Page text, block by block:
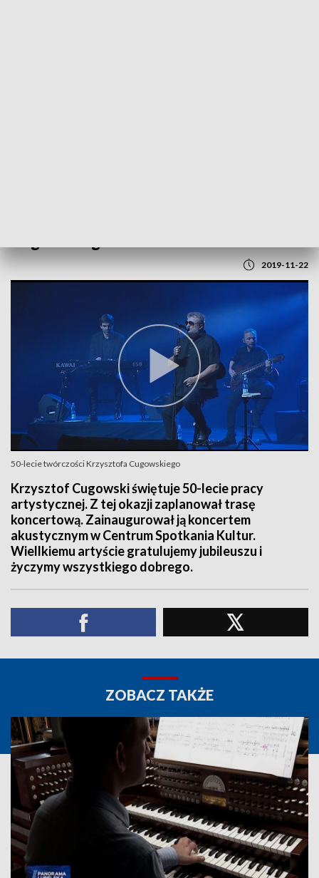
2019-11-22
50-lecie twórczości Krzysztofa Cugowskiego
Krzysztof Cugowski świętuje 50-lecie pracy
artystycznej. Z tej okazji zaplanował trasę
koncertową. Zainaugurował ją koncertem
akustycznym w Centrum Spotkania Kultur.
Wiellkiemu artyście gratulujemy jubileuszu i
życzymy wszystkiego dobrego.
ZOBACZ TAKŻE